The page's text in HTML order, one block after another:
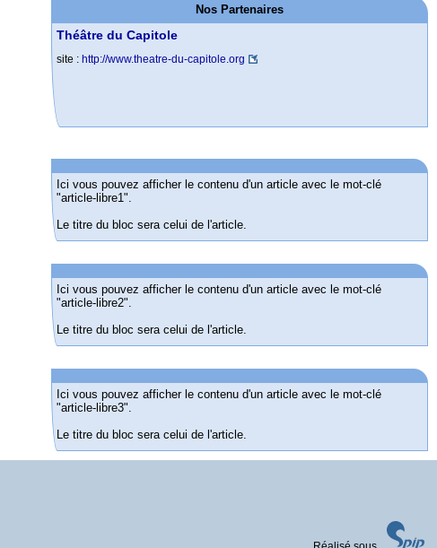
Nos Partenaires
Théâtre du Capitole
site : http://www.theatre-du-capitole.org
Ici vous pouvez afficher le contenu d'un article avec le mot-clé
"article-libre1".
Le titre du bloc sera celui de l'article.
Ici vous pouvez afficher le contenu d'un article avec le mot-clé
"article-libre2".
Le titre du bloc sera celui de l'article.
Ici vous pouvez afficher le contenu d'un article avec le mot-clé
"article-libre3".
Le titre du bloc sera celui de l'article.